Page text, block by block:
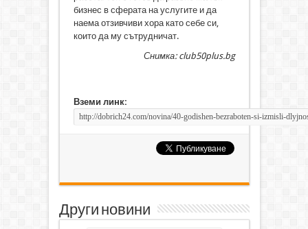
бизнес в сферата на услугите и да
наема отзивчиви хора като себе си,
които да му сътрудничат.
Снимка: club50plus.bg
Вземи линк:
Други новини